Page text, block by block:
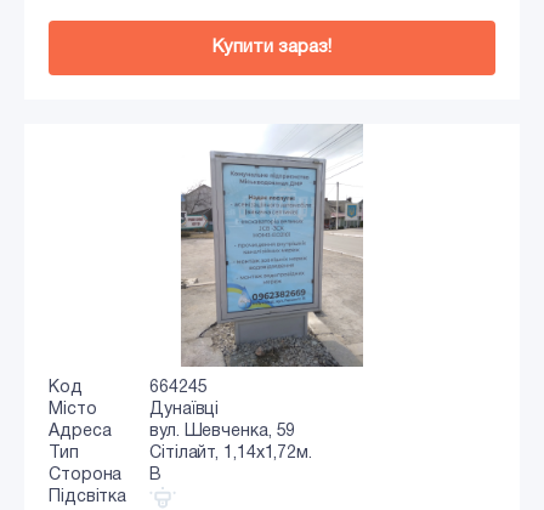
Купити зараз!
Код
664245
Місто
Дунаївці
Адреса
вул. Шевченка, 59
Тип
Сiтiлайт, 1,14х1,72м.
Сторона
B
Підсвітка